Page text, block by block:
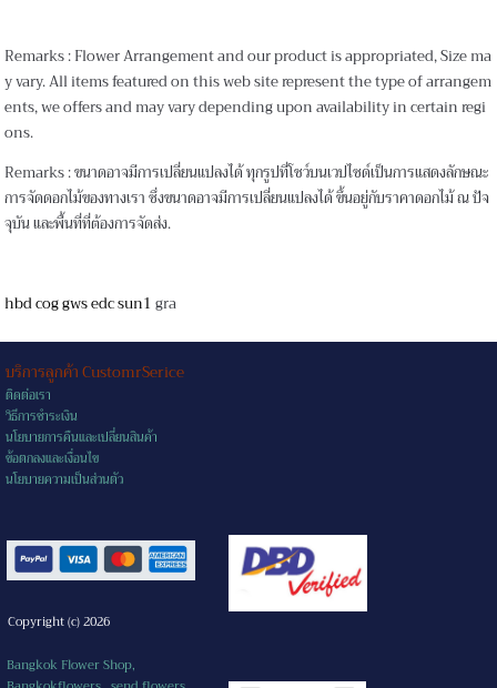
Remarks : Flower Arrangement and our product is appropriated, Size ma
y vary. All items featured on this web site represent the type of arrangem
ents, we offers and may vary depending upon availability in certain regi
ons.
Remarks : ขนาดอาจมีการเปลี่ยนแปลงได้ ทุกรูปที่โชว์บนเวปไซด์เป็นการแสดงลักษณะ
การจัดดอกไม้ของทางเรา ซึ่งขนาดอาจมีการเปลี่ยนแปลงได้ ขึ้นอยู่กับราคาดอกไม้ ณ ปัจ
จุบัน และพื้นที่ที่ต้องการจัดส่ง.
hbd cog gws edc sun1gra
บริการลูกค้า CustomrSerice
ติดต่อเรา
วิธีการชำระเงิน
นโยบายการคืนและเปลี่ยนสินค้า
ข้อตกลงและเงื่อนไข
นโยบายความเป็นส่วนตัว
Copyright (c) 2026
Bangkok Flower Shop,